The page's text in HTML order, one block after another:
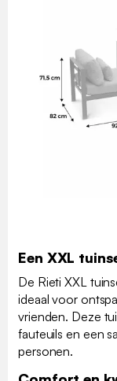
Een XXL
De Rieti XXL
ideaal voor
vrienden. Deze
fauteuils en een
personen.